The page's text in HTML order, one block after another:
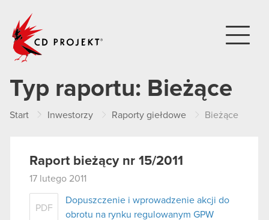
Typ raportu: Bieżące
Start Inwestorzy Raporty giełdowe Bieżące
Raport bieżący nr 15/2011
17 lutego 2011
PDF
Dopuszczenie i wprowadzenie akcji do
obrotu na rynku regulowanym GPW